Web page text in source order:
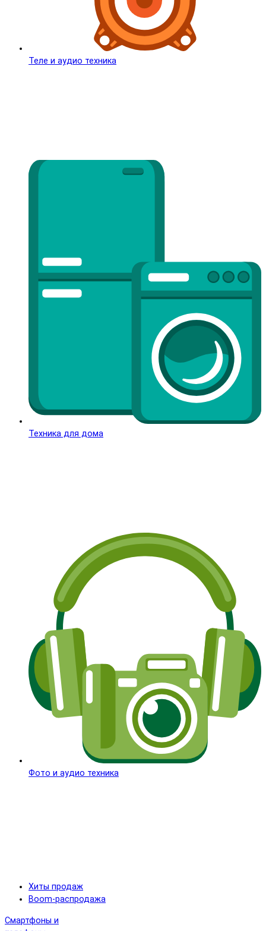
Теле и аудио техника
Техника для дома
Фото и аудио техника
Хиты продаж
Boom-распродажа
Смартфоны и